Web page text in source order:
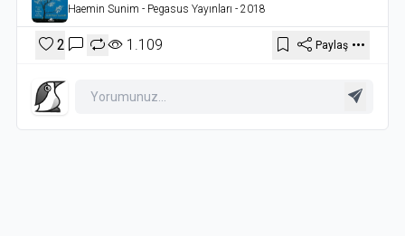
Haemin Sunim - Pegasus Yayınları - 2018
2 1.109 Paylaş